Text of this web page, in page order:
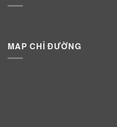
MAP CHỈ ĐƯỜNG